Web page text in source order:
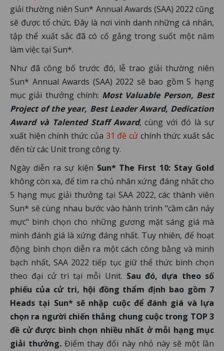
giải thường niên Sun* Annual Awards (SAA) 2022 cũng
sẽ được tổ chức. Đây là nơi vinh danh những cá nhân,
tập thể xuất sắc đã có cố gắng trong suốt một năm
làm việc tại Sun*.
Như đã công bố trước đó, lễ trao giải thường niên
Sun* Annual Awards (SAA) 2022 sẽ bao gồm 5 hạng
mục giải thưởng chính: Most Valuable Person, Best
Project of the year, Best Leader Award, Dedication
Award và Talented Staff Award, cùng với đó là sự
xuất hiện chính thức của 31 đề cử chính thức xuất sắc
đến từ các Unit trong công ty.
Ngày diễn ra sự kiện Sun* The First 10: Stay Gold
không còn xa, để tìm ra chủ nhân xứng đáng nhất cho
5 hạng mục giải thưởng tại SAA 2022, các thành viên
Sun* sẽ cùng nhau bước vào hành trình "cầm cân nảy
mực" bình chọn cho những gương mặt sáng giá mà
mình đánh giá là xứng đáng nhất. Tuy nhiên, để hoạt
động bình chọn diễn ra một cách công bằng và minh
bạch nhất, SAA 2022 tiếp tục giữ thể thức bình chọn
theo đại cử tri tại mỗi Unit. Sau đó, dựa theo số
phiếu của cử tri, hội đồng thẩm định bao gồm 7
Heads tại Sun* sẽ nhập cuộc để đánh giá và lựa
chọn ra người chiến thắng chung cuộc trong TOP 3
đề cử được bình chọn nhiều nhất ở mỗi hạng mục
giải thưởng.Điểm thay đổi này nhỏ này sẽ một lần